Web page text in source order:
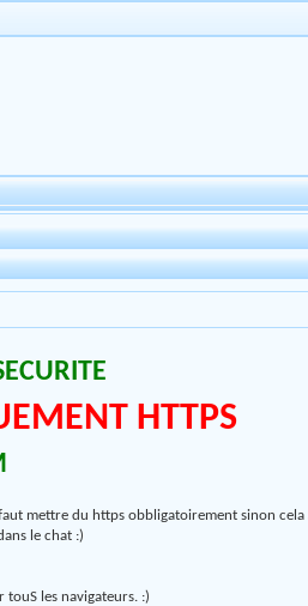
HTTPS
mettre du https obbligatoir​ement sinon
le chat :)
les navigateurs​. :)